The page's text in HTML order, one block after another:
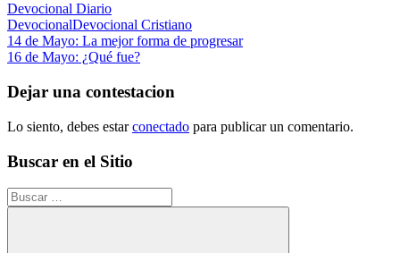
Devocional Diario
DevocionalDevocional Cristiano
Navegación
de
entradas
Entrada
anterior:
14 de Mayo: La mejor forma de progresar
Siguiente
16 de Mayo: ¿Qué fue?
Dejar una contestacion
Lo siento, debes estarconectado para publicar un comentario.
Buscar en el Sitio
Buscar: